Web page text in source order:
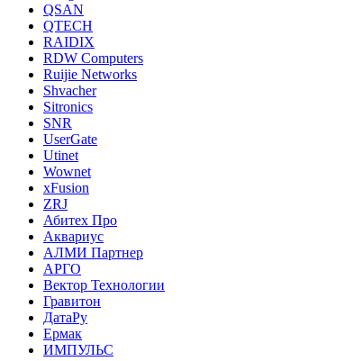
QSAN
QTECH
RAIDIX
RDW Computers
Ruijie Networks
Shvacher
Sitronics
SNR
UserGate
Utinet
Wownet
xFusion
ZRJ
Абитех Про
Аквариус
АЛМИ Партнер
АРГО
Вектор Технологии
Гравитон
ДатаРу
Ермак
ИМПУЛЬС